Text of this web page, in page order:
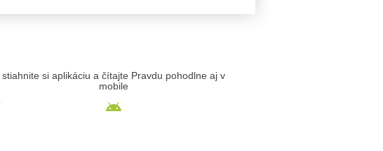
stiahnite si aplikáciu a čítajte Pravdu pohodlne aj v
mobile